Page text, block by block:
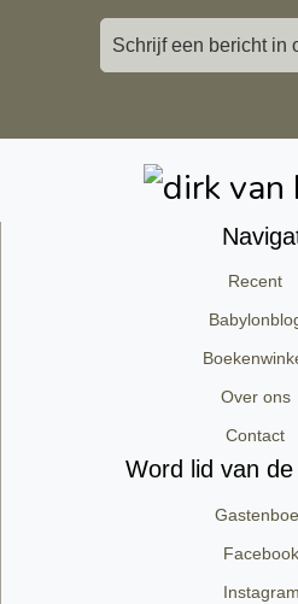
Schrijf een bericht in
Recent
Over ons
Contact
Word lid van
Facebook
Instagram